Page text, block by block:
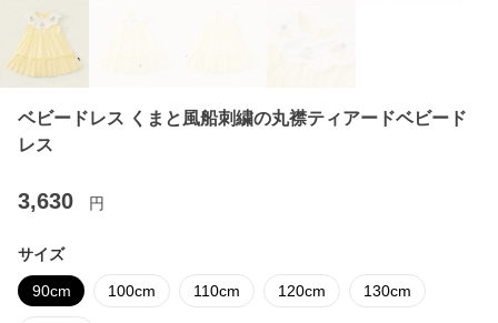
ベビードレス くまと風船刺繍の丸襟ティアードベビード
レス
3,630 円
サイズ
90cm 100cm 110cm 120cm 130cm